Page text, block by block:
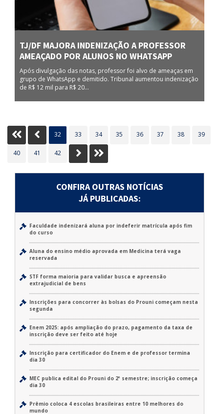
TJ/DF MAJORA INDENIZAÇÃO A PROFESSOR
AMEAÇADO POR ALUNOS NO WHATSAPP
Após divulgação das notas, professor foi alvo de ameaças em
grupo de WhatsApp e demitido. Tribunal aumentou indenização
de R$ 12 mil para R$ 20...
Inicio Anterior
32 33 34 35 36 37 38 39
40 41 42 PróximoÚltimo
CONFIRA OUTRAS NOTÍCIAS
JÁ PUBLICADAS:
Faculdade indenizará aluna por indeferir matrícula após fim
do curso
Aluna do ensino médio aprovada em Medicina terá vaga
reservada
STF forma maioria para validar busca e apreensão
extrajudicial de bens
Inscrições para concorrer às bolsas do Prouni começam nesta
segunda
Enem 2025: após ampliação do prazo, pagamento da taxa de
inscrição deve ser feito até hoje
Inscrição para certificador do Enem e de professor termina
dia 30
MEC publica edital do Prouni do 2º semestre; inscrição começa
dia 30
Prêmio coloca 4 escolas brasileiras entre 10 melhores do
mundo